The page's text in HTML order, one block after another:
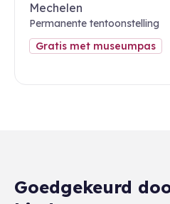
Mechelen
Permanente tentoonstelling
Gratis met museumpas
Goedgekeurd